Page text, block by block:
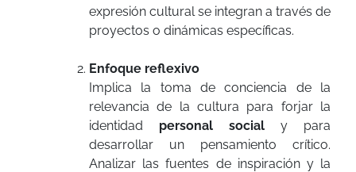
expresión cultural se integran a través de
proyectos o dinámicas específicas.
Enfoque reflexivo
Implica la toma de conciencia de la
relevancia de la cultura para forjar la
identidad personal social y para
desarrollar un pensamiento crítico.
Analizar las fuentes de inspiración y la